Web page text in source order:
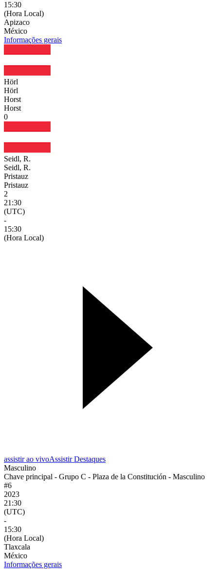
15:30
(Hora Local)
Apizaco
México
Informações gerais
Hörl
Hörl
Horst
Horst
0
Seidl, R.
Seidl, R.
Pristauz
Pristauz
2
21:30
(UTC)
-
15:30
(Hora Local)
assistir ao vivoAssistir Destaques
Masculino
Chave principal - Grupo C - Plaza de la Constitución - Masculino
#6
2023
21:30
(UTC)
-
15:30
(Hora Local)
Tlaxcala
México
Informações gerais